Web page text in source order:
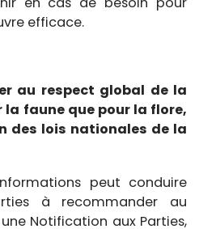
efficace.
au respect global de la
faune que pour la flore,
des lois nationales de la
peut conduire
à recommander au
Notification aux Parties,